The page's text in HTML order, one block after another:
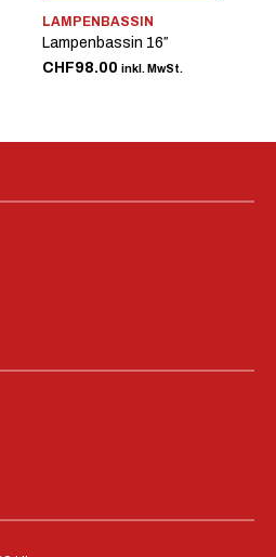
LAMPENBASSIN
Lampenbassin 16″
CHF98.00 inkl. MwSt.